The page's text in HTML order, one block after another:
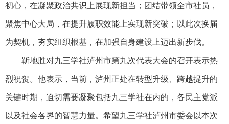
初心，在凝聚政治共识上展现新担当；团结带领全市社员，
聚焦中心大局，在提升履职效能上实现新突破；以此次换届
为契机，夯实组织根基，在加强自身建设上迈出新步伐。
靳地胜对九三学社泸州市第九次代表大会的召开表示热
烈祝贺。他表示，当前，泸州正处在转型升级、跨越提升的
关键时期，迫切需要凝聚包括九三学社在内的，各民主党派
以及社会各界的智慧力量。希望九三学社泸州市委会以本次